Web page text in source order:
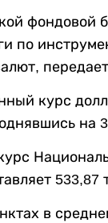
фондовой
по
передает
курс
на
533,87
в